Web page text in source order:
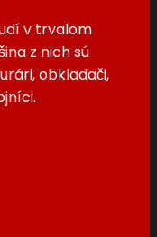
v trvalom
z nich sú
obkladači,